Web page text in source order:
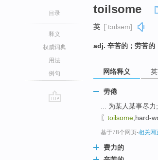
目录
释义
权威词典
用法
例句
toilsome
英 [ˈtɔɪlsəm]
adj. 辛苦的；劳苦的
网络释义
劳倦
... 为某人某事尽
〖 toilsome;hard-
基于78个网页-相关网
费力的